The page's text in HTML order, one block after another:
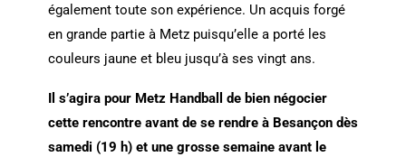
également toute son expérience. Un acquis forgé
en grande partie à Metz puisqu’elle a porté les
couleurs jaune et bleu jusqu’à ses vingt ans.
Il s’agira pour Metz Handball de bien négocier
cette rencontre avant de se rendre à Besançon dès
samedi (19 h) et une grosse semaine avant le